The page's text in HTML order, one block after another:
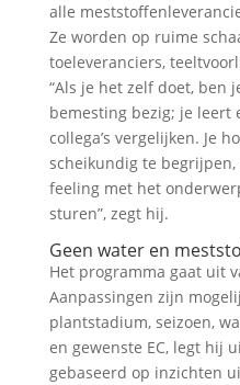
alle
Ze worden op ruime
toeleveranciers,
“Als je het zelf doet, ben
bemesting bezig; je leert
collega’s vergelijken. Je
scheikundig te
feeling met het
sturen”, zegt hij.
Geen water en
Het programma gaat uit
Aanpassingen zijn
plantstadium, seizoen,
en gewenste EC, legt hij
gebaseerd op inzichten